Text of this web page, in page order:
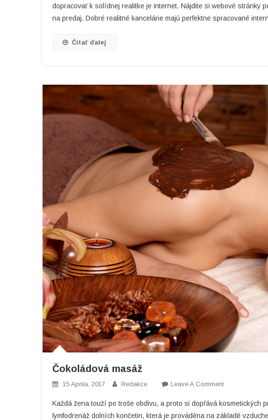
Sú
Dôveryhodné?
dopracovať k solídnej realitke je internet. Nájdite si webové stránky
na predaj. Dobré realitné kancelárie majú perfektne spracované
Čítať ďalej
Čokoládová masáž
15 Aprila, 2017 Redakce Leave A CommentOn
Masáž
Každá žena touží po troše obdivu, a proto si dopřává kosmetických
lymfodrenáž dolních končetin, která je prováděna na základě